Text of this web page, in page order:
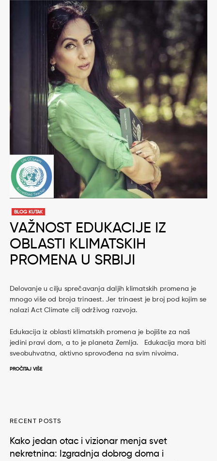
BLOG KUTAK
VAŽNOST EDUKACIJE IZ
OBLASTI KLIMATSKIH
PROMENA U SRBIJI
Delovanje u cilju sprečavanja daljih klimatskih promena je
mnogo više od broja trinaest. Jer trinaest je broj pod kojim se
nalazi Act Climate cilj održivog razvoja.
Edukacija iz oblasti klimatskih promena je bojište za naš
jedini pravi dom, a to je planeta Zemlja. Edukacija mora biti
sveobuhvatna, aktivno sprovođena na svim nivoima.
PROČITAJ VIŠE
RECENT POSTS
Kako jedan otac i vizionar menja svet
nekretnina: Izgradnja dobrog doma i